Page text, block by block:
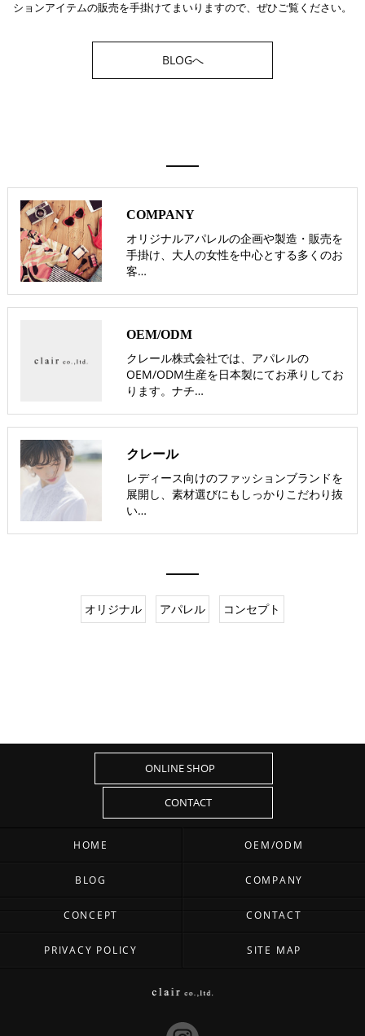
ションアイテムの販売を手掛けてまいりますので、ぜひご覧ください。
BLOGへ
COMPANY
オリジナルアパレルの企画や製造・販売を
手掛け、大人の女性を中心とする多くのお
客…
OEM/ODM
クレール株式会社では、アパレルの
OEM/ODM生産を日本製にてお承りしてお
ります。ナチ…
クレール
レディース向けのファッションブランドを
展開し、素材選びにもしっかりこだわり抜
い…
オリジナル アパレル コンセプト
ONLINE SHOP
CONTACT
HOME OEM/ODM
BLOG COMPANY
CONCEPT CONTACT
PRIVACY POLICY SITE MAP